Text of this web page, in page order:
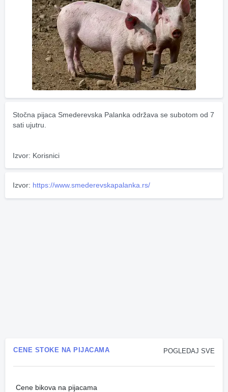
Stočna pijaca Smederevska Palanka održava se subotom od 7
sati ujutru.
Izvor: Korisnici
Izvor: https://www.smederevskapalanka.rs/
POGLEDAJ SVE
CENE STOKE NA PIJACAMA
Cene bikova na pijacama